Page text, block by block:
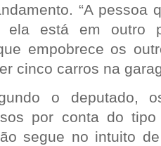
“A pessoa
ela está em outro
empobrece os
cinco carros na
o deputado,
por conta do
segue no intuito